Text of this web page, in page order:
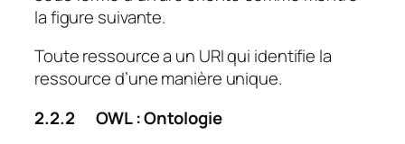
la figure suivante.
Toute ressource a un URI qui identifie la
ressource d’une manière unique.
2.2.2 OWL : Ontologie